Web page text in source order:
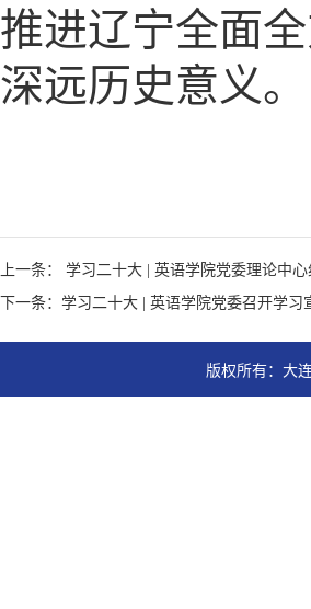
推进辽宁全面
深远历史意义。
上一条： 学习二十大 | 英语学院党委理论中
下一条：学习二十大 | 英语学院党委召开学
版权所有：大